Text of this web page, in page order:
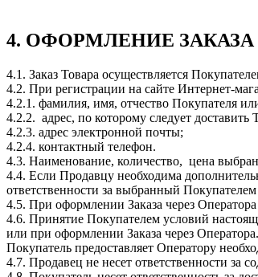
4. ОФОРМЛЕНИЕ ЗАКАЗА
4.1. Заказ Товара осуществляется
4.2. При регистрации на сайте Интернет-
4.2.1. фамилия, имя, отчество Покупателя
4.2.2. адрес, по которому следует доставить
4.2.3. адрес электронной почты;
4.2.4. контактный телефон.
4.3. Наименование, количество, цена
4.4. Если Продавцу необходима
ответственности за выбранный
4.5. При оформлении Заказа через
4.6. Принятие Покупателем условий
или при оформлении Заказа через
Покупатель предоставляет Оператору
4.7. Продавец не несет ответственности за